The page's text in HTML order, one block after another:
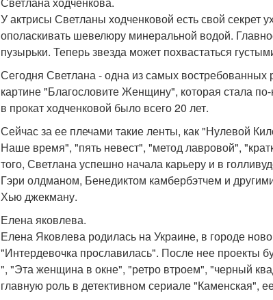
У актрисы Светланы ходченковой есть свой
ополаскивать шевелюру минеральной водой.
пузырьки. Теперь звезда может похвастаться
Сегодня Светлана - одна из самых востребованных
картине "Благословите Женщину", которая стала
в прокат ходченковой было всего 20 лет.
Сейчас за ее плечами такие ленты, как "Нулевой
Наше время", "пять невест", "метод лавровой",
того, Светлана успешно начала карьеру и в
Гэри олдманом, Бенедиктом камбербэтчем и
Хью джекману.
Елена яковлева.
Елена Яковлева родилась на Украине, в городе
"Интердевочка прославилась". После нее проекты
", "Эта женщина в окне", "ретро втроем", "черный
главную роль в детективном сериале "Каменская",